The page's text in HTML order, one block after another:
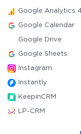
Google Analytics
Google Calendar
Google Drive
Google Sheets
Instagram
Instantly
KeepinCRM
LP-CRM